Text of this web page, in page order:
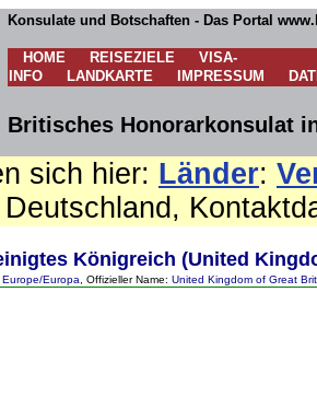
Konsulate und Botschaften - Das Portal
HOME REISEZIELE
VISA-
INFO
LANDKARTE IMPRESSUM
Britisches Honorarkonsulat
sich hier: Länder:
Deutschland,
Königreich (United
Europe/Europa , Offizieller Name: United Kingdom of Great